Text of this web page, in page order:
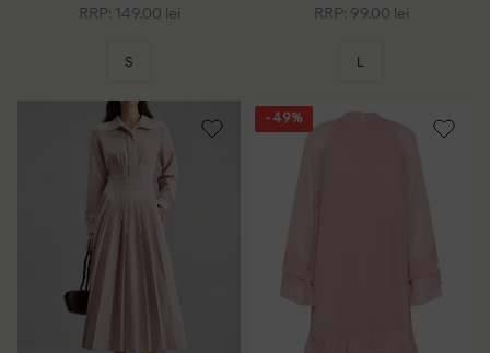
RRP: 149.00 lei
S
RRP: 99.00 lei
L
- 49%